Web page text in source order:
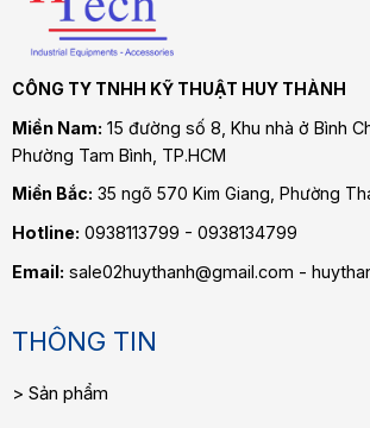
CÔNG TY TNHH KỸ THUẬT HUY THÀNH
Miền Nam: 15 đường số 8, Khu nhà ở Bình
Phường Tam Bình , TP.HCM
Miền Bắc: 35 ngõ 570 Kim Giang, Phường
Hotline: 0938113799 - 0938134799
Email: sale02huythanh@gmail.com -
THÔNG TIN
Sản phẩm